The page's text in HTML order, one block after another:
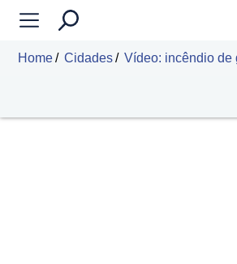
Home Cidades Vídeo: incêndio de